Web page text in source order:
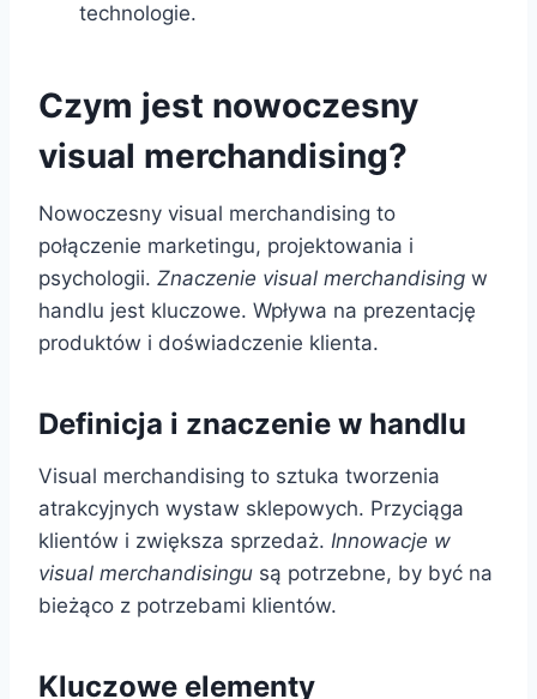
technologie.
Czym jest nowoczesny
visual merchandising?
Nowoczesny visual merchandising to
połączenie marketingu, projektowania i
psychologii. Znaczenie visual merchandising w
handlu jest kluczowe. Wpływa na prezentację
produktów i doświadczenie klienta.
Definicja i znaczenie w handlu
Visual merchandising to sztuka tworzenia
atrakcyjnych wystaw sklepowych. Przyciąga
klientów i zwiększa sprzedaż. Innowacje w
visual merchandisingu są potrzebne, by być na
bieżąco z potrzebami klientów.
Kluczowe elementy